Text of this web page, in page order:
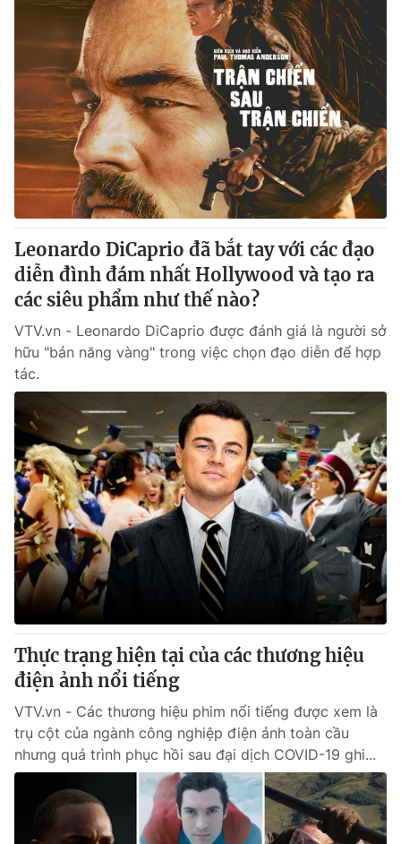
Leonardo DiCaprio đã bắt tay với các đạo
diễn đình đám nhất Hollywood và tạo ra
các siêu phẩm như thế nào?
VTV.vn - Leonardo DiCaprio được đánh giá là người sở
hữu "bản năng vàng" trong việc chọn đạo diễn để hợp
tác.
Thực trạng hiện tại của các thương hiệu
điện ảnh nổi tiếng
VTV.vn - Các thương hiệu phim nổi tiếng được xem là
trụ cột của ngành công nghiệp điện ảnh toàn cầu
nhưng quá trình phục hồi sau đại dịch COVID-19 ghi...